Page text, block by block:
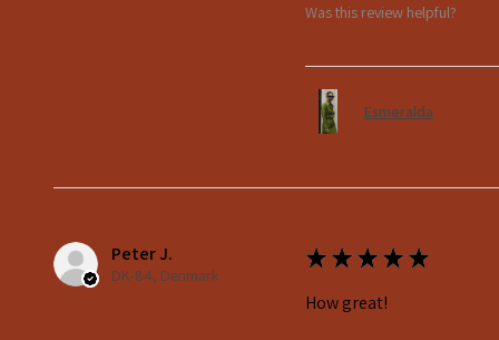
Was this review helpful?
Esmeralda
Peter J.
DK-84, Denmark
★★★★★
How great!